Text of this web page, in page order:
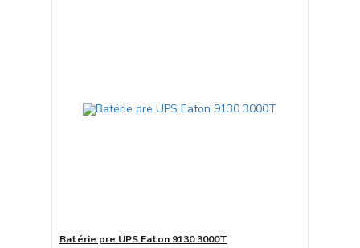
Batérie pre UPS Eaton 9130 3000T